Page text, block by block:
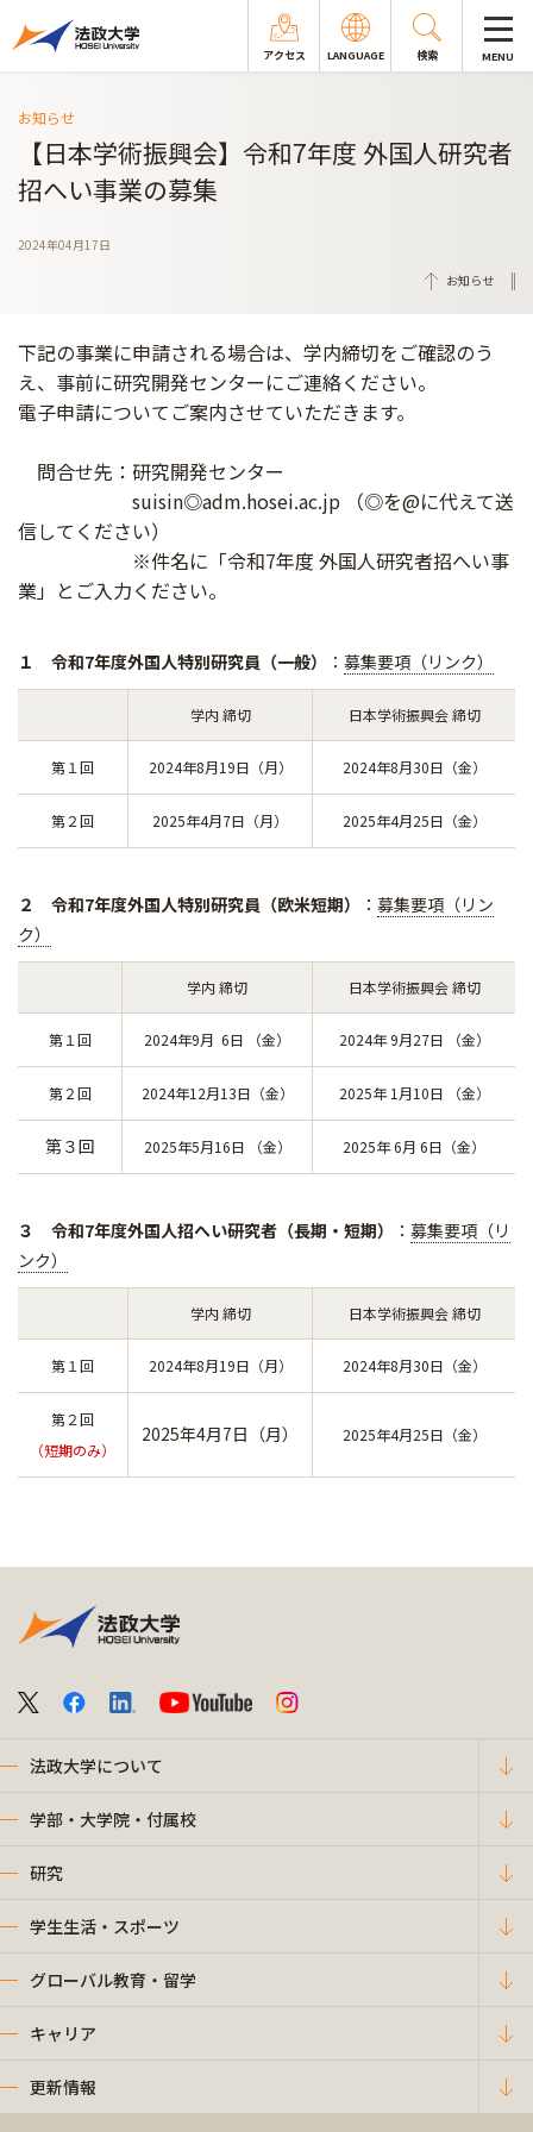
アクセス LANGUAGE 検索 MENU
お知らせ
【日本学術振興会】令和7年度 外国人研究者
招へい事業の募集
2024年04月17日
お知らせ
下記の事業に申請される場合は、学内締切をご確認のう
え、事前に研究開発センターにご連絡ください。
電子申請についてご案内させていただきます。
問合せ先：研究開発センター
suisin◎adm.hosei.ac.jp （◎を@に代えて送
信してください）
※件名に「令和7年度 外国人研究者招へい事
業」とご入力ください。
１ 令和7年度外国人特別研究員（一般） ： 募集要項（リンク）
学内 締切 日本学術振興会 締切
第１回 2024年8月19日（月） 2024年8月30日（金）
第２回 2025年4月7日（月） 2025年4月25日（金）
２ 令和7年度外国人特別研究員（欧米短期） ： 募集要項（リン
ク）
学内 締切 日本学術振興会 締切
第１回 2024年9月 6日 （金） 2024年 9月27日 （金）
第２回 2024年12月13日（金） 2025年 1月10日 （金）
第３回 2025年5月16日 （金） 2025年 6月 6日（金）
３ 令和7年度外国人招へい研究者（長期・短期） ： 募集要項（リ
ンク）
学内 締切 日本学術振興会 締切
第１回 2024年8月19日（月） 2024年8月30日（金）
第２回
（短期のみ）
2025年4月7日（月） 2025年4月25日（金）
法政大学について
学部・大学院・付属校
研究
学生生活・スポーツ
グローバル教育・留学
キャリア
更新情報